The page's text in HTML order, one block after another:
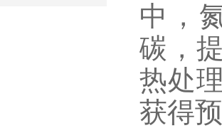
中，
碳，
热处
获得